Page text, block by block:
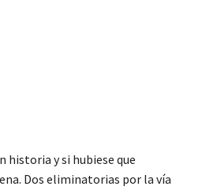
historia y si hubiese que
Dos eliminatorias por la vía